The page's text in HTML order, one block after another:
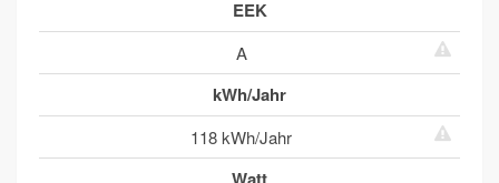
EEK
A
kWh/Jahr
118 kWh/Jahr